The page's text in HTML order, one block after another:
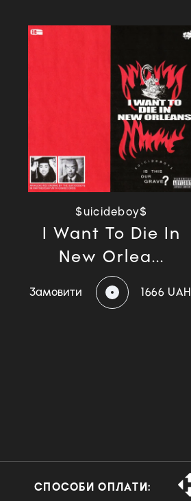
$uicideboy$
I Want To Die In
New Orlea...
Замовити 1666 UAH
СПОСОБИ ОПЛАТИ: